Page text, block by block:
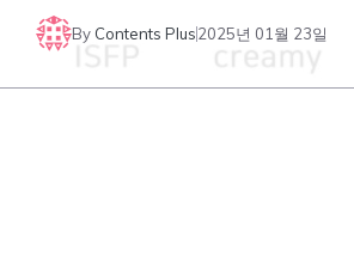
By Contents Plus2025년 01월 23일